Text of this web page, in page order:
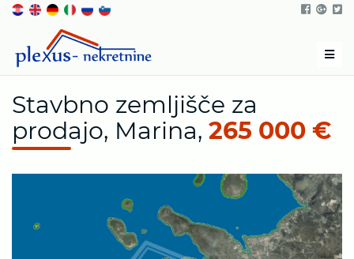
Menu
Stavbno zemljišče za
prodajo, Marina, 265 000 €